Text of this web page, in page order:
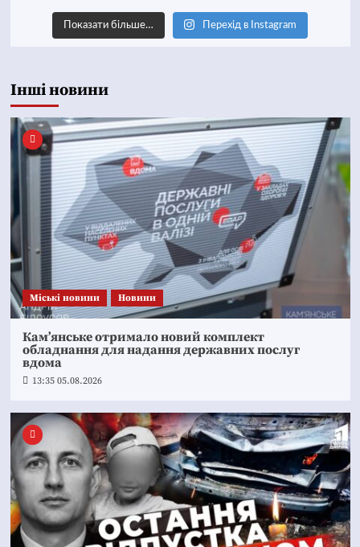
Показати більше… Перехід в Instagram
Інші новини
Mіські новини Новини
Кам’янське отримало новий комплект
обладнання для надання державних послуг
вдома
13:35 05.08.2026